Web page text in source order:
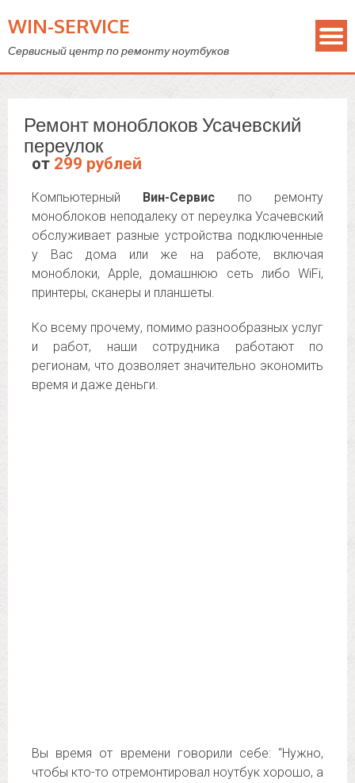
WIN-SERVICE
Сервисный центр по ремонту ноутбуков
Ремонт моноблоков Усачевский
переулок
от 299 рублей
Компьютерный Вин-Сервис по ремонту
моноблоков неподалеку от переулка Усачевский
обслуживает разные устройства подключенные
у Вас дома или же на работе, включая
моноблоки, Apple, домашнюю сеть либо WiFi,
принтеры, сканеры и планшеты.
Ко всему прочему, помимо разнообразных услуг
и работ, наши сотрудника работают по
регионам, что дозволяет значительно экономить
время и даже деньги.
Вы время от времени говорили себе: “Нужно,
чтобы кто-то отремонтировал ноутбук хорошо, а